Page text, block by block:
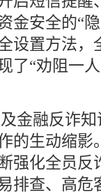
金安全的“
设置方法，
了“劝阻一
金融反诈
的生动缩影
强化全员反
排查、高危